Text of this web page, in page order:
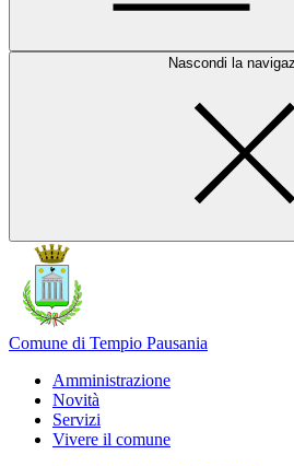
Nascondi la
Comune di Tempio Pausania
Amministrazione
Novità
Servizi
Vivere il comune